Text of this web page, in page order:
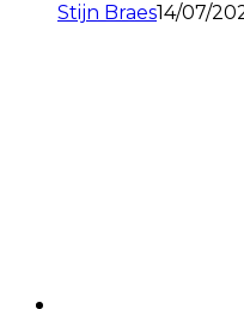
Stijn Braes14/07/